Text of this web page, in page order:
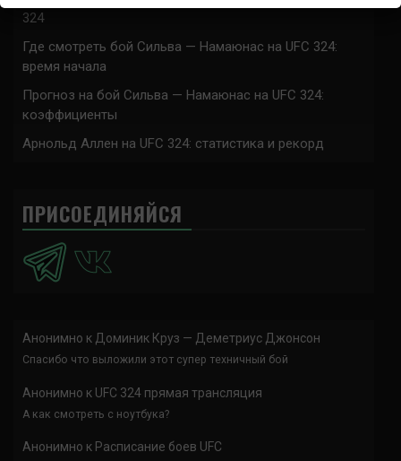
324
Где смотреть бой Сильва — Намаюнас на UFC 324:
время начала
Прогноз на бой Сильва — Намаюнас на UFC 324:
коэффициенты
Арнольд Аллен на UFC 324: статистика и рекорд
ПРИСОЕДИНЯЙСЯ
Анонимно к Доминик Круз — Деметриус Джонсон
Спасибо что выложили этот супер техничный бой
Анонимно к UFC 324 прямая трансляция
А как смотреть с ноутбука?
Анонимно к Расписание боев UFC